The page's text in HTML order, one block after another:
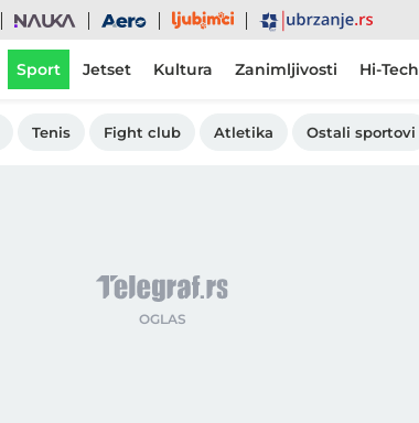
Nauka Aero Ljubimci Ubrzanje
Sport Jetset Kultura Zanimljivosti Hi-Tech
Tenis Fight club Atletika Ostali sportovi